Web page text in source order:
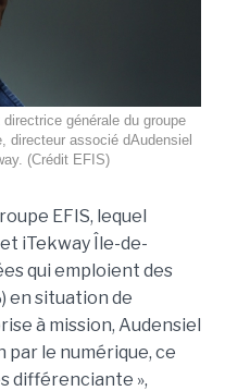
générale du groupe
associé dAudensiel
(Crédit EFIS)
EFIS, lequel
iTekway Île-de-
qui emploient des
en situation de
à mission, Audensiel
le numérique, ce
différenciante »,